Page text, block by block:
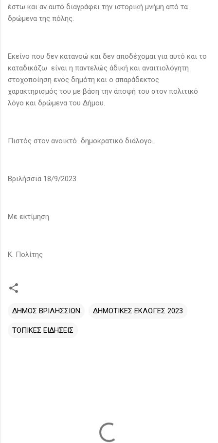
έστω και αν αυτό διαγράφει την ιστορική μνήμη από τα
δρώμενα της πόλης.
Εκείνο που δεν κατανοώ και δεν αποδέχομαι για αυτό και το
καταδικάζω είναι η παντελώς άδική και αναιτιολόγητη
στοχοποίηση ενός δημότη και ο απαράδεκτος
χαρακτηρισμός του με βάση την άποψή του στον πολιτικό
λόγο και δρώμενα του Δήμου.
Πιστός στον ανοικτό δημοκρατικό διάλογο.
Βριλήσσια 18/9/2023
Με εκτίμηση
Κ. Πολίτης
ΔΗΜΟΣ ΒΡΙΛΗΣΣΙΩΝ ΔΗΜΟΤΙΚΕΣ ΕΚΛΟΓΕΣ 2023
ΤΟΠΙΚΕΣ ΕΙΔΗΣΕΙΣ